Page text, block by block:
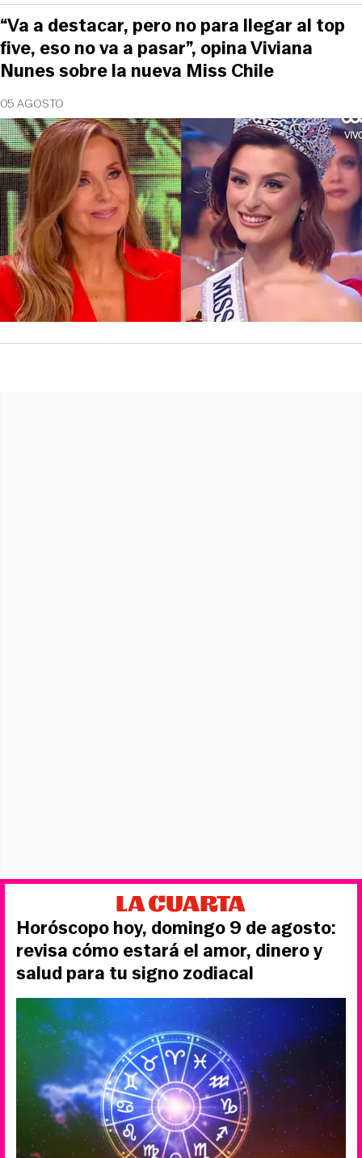
05 AGOSTO
“Va a destacar, pero no para llegar al top
five, eso no va a pasar”, opina Viviana
Nunes sobre la nueva Miss Chile
Horóscopo hoy, domingo 9 de agosto:
revisa cómo estará el amor, dinero y
salud para tu signo zodiacal